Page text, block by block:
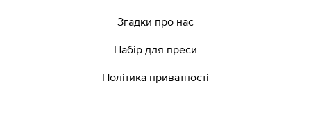
Згадки про нас
Набір для преси
Політика приватності